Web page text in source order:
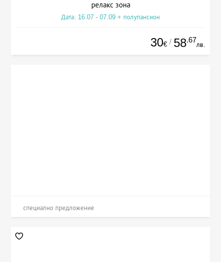
релакс зона
Дата: 16.07 - 07.09 + полупансион
30€ / 58.67
лв.
специално предложение